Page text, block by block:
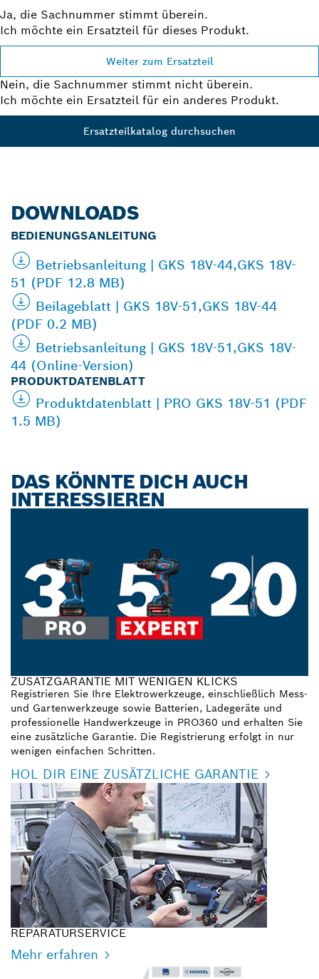
Ja, die Sachnummer stimmt überein.
Ich möchte ein Ersatzteil für dieses Produkt.
Weiter zum Ersatzteil
Nein, die Sachnummer stimmt nicht überein.
Ich möchte ein Ersatzteil für ein anderes Produkt.
Ersatzteilkatalog durchsuchen
DOWNLOADS
BEDIENUNGSANLEITUNG
Betriebsanleitung | GKS 18V-44,GKS 18V-
51 (PDF 12.8 MB)
Beilageblatt | GKS 18V-51,GKS 18V-44
(PDF 0.2 MB)
Betriebsanleitung | GKS 18V-51,GKS 18V-
44 (Online-Version)
PRODUKTDATENBLATT
Produktdatenblatt | PRO GKS 18V-51 (PDF
1.5 MB)
DAS KÖNNTE DICH AUCH
INTERESSIEREN
ZUSATZGARANTIE MIT WENIGEN KLICKS
Registrieren Sie Ihre Elektrowerkzeuge, einschließlich Mess-
und Gartenwerkzeuge sowie Batterien, Ladegeräte und
professionelle Handwerkzeuge in PRO360 und erhalten Sie
eine zusätzliche Garantie. Die Registrierung erfolgt in nur
wenigen einfachen Schritten.
HOL DIR EINE ZUSÄTZLICHE GARANTIE
REPARATURSERVICE
Mehr erfahren